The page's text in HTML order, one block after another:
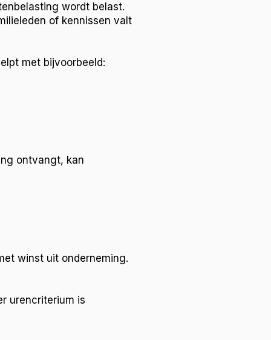
wordt belast.
of kennissen valt
met bijvoorbeeld:
ontvangt, kan
winst uit onderneming.
urencriterium is